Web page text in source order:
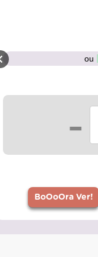
ou
-
BoOoOra Ver!